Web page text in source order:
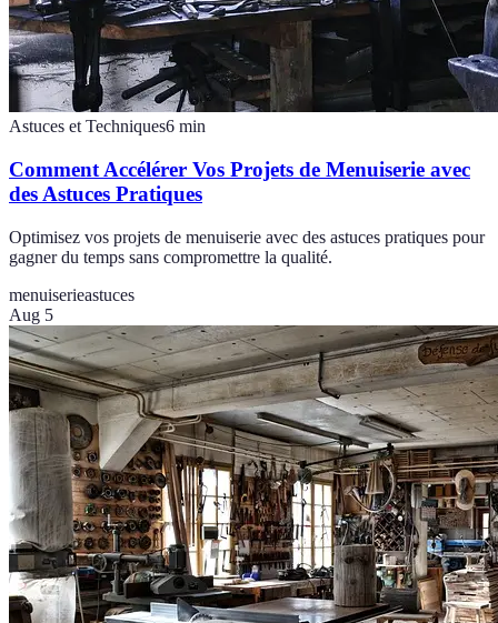
Astuces et Techniques6 min
Comment Accélérer Vos Projets de Menuiserie avec
des Astuces Pratiques
Optimisez vos projets de menuiserie avec des astuces pratiques pour
gagner du temps sans compromettre la qualité.
menuiserieastuces
Aug 5